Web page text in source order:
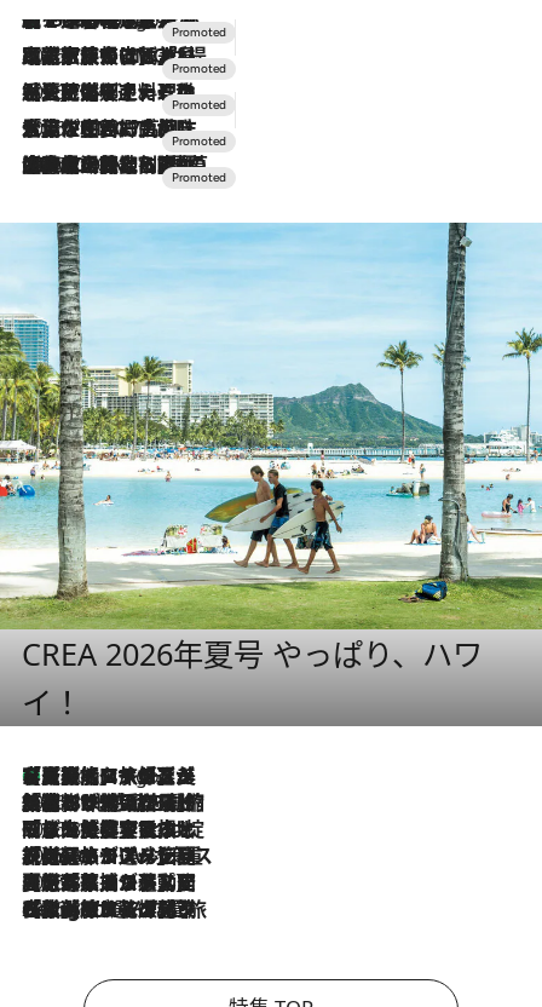
2 Hours Ago
【トンボの足水浴】ヒノキの香りに包まれて涼感マックス！約13℃の湧水かけ流しを避暑地「星野温泉 トンボの湯」で体験
2026.7.31
【ホテル帰省】という選択肢をOMOが提案。家族とほどよい距離を保つには「昼は実家、夜は気兼ねなくホテルで！」
2026.7.24
【夏限定ディナーコース】旬を迎える稚鮎や花ズッキーニなどをイタリア・トスカーナの郷土料理の手法で満喫！
2026.7.17
「土佐和ハーブかき氷」がOMO7高知に登場！生姜、山椒、大葉など目にも舌にも涼を呼ぶ郷土の味
2026.7.10
NEW OPEN！【界 草津】名湯の地に誕生。趣の異なる2種の温泉と上州ならではの会席・蕎麦割烹など美食を味わう究極の癒やし旅
CREA 2026年夏号 やっぱり、ハワ
イ！
4 Hours Ago
【厳選旅コスメ】「多機能アイテムがメイン！」旅好き美容エディターが選んだ夏旅ベストコスメを発表【Mサイズジップ】
2026.8.6
「荷物が増えるほど旅ストレスは増す」美容ジャーナリストがたどり着いた最終結論。“化粧品を劇的に減らす”感動の凝縮美容とは
2026.8.6
「旅先には金髪ウィッグを持参」日本と同じメイクでは損してる!? 美容ジャーナリストが提案する“掟破りの旅美容”とは
2026.8.6
【厳選旅コスメ】「身軽さ＆UV対策重視！」ヘアアーティストshucoが選んだ夏旅ベストコスメを発表【Mサイズジップ】
2026.8.5
【厳選旅コスメ】国内をあちこち移動する河井菜摘が選んだ夏旅ベストコスメ発表！「リラックスアイテムはマスト」【Mサイズジップ】
2026.8.4
【厳選旅コスメ】「紫外線＆乾燥対策しながらメイク感も！」ヘア＆メイクGeorgeが選んだ夏旅ベストコスメを発表！【Mサイズジップ】